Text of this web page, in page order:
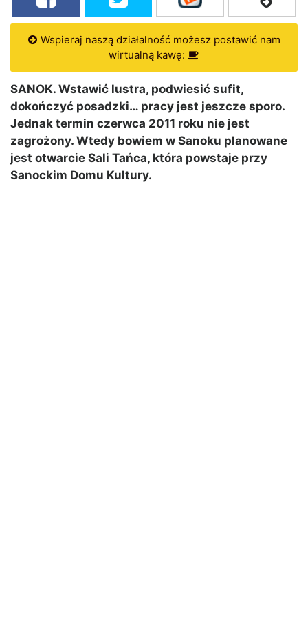
Wspieraj naszą działalność możesz postawić nam
wirtualną kawę:
SANOK. Wstawić lustra, podwiesić sufit,
dokończyć posadzki… pracy jest jeszcze sporo.
Jednak termin czerwca 2011 roku nie jest
zagrożony. Wtedy bowiem w Sanoku planowane
jest otwarcie Sali Tańca, która powstaje przy
Sanockim Domu Kultury.